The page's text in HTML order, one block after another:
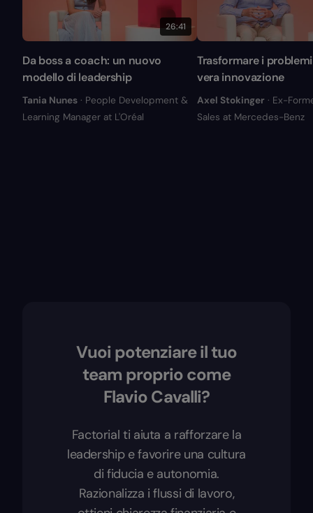
26:41
Da boss a coach: un nuovo
modello di leadership
Tania Nunes · People Development &
Learning Manager at L'Oréal
Trasformare i
vera innovazione
Axel Stokinger · Ex-
Sales at Mercedes-Benz
Vuoi potenziare il tuo
team proprio come
Flavio Cavalli?
Factorial ti aiuta a rafforzare la
leadership e favorire una cultura
di fiducia e autonomia.
Razionalizza i flussi di lavoro,